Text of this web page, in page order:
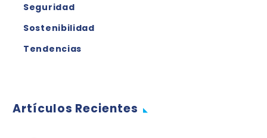
Seguridad
Sostenibilidad
Tendencias
Artículos Recientes